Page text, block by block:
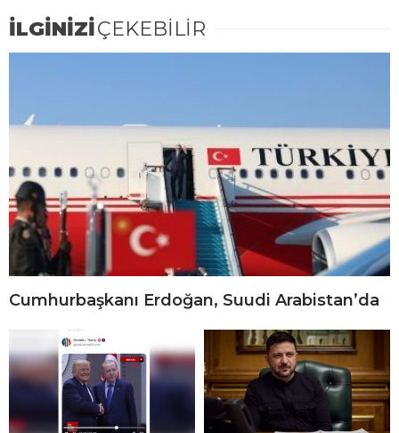
İLGİNİZİÇEKEBİLİR
Cumhurbaşkanı Erdoğan, Suudi Arabistan’da